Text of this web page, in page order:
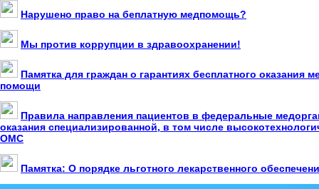
Нарушено право на беплатную медпомощь?
Мы против коррупции в здравоохранении!
Памятка для граждан о гарантиях бесплатного оказания
помощи
Правила направления пациентов в федеральные
оказания специализированной, в том числе
ОМС
Памятка: О порядке льготного лекарственного